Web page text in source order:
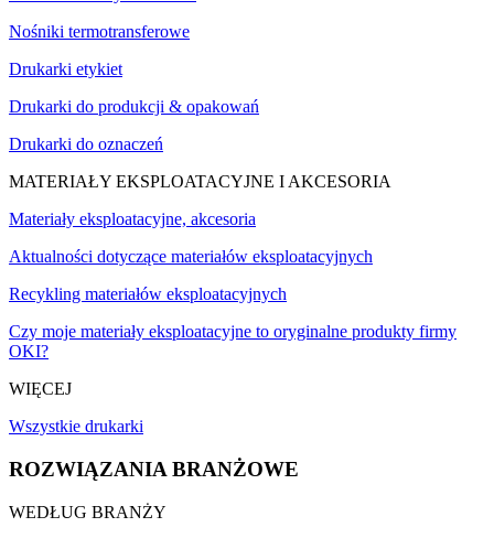
Nośniki termotransferowe
Drukarki etykiet
Drukarki do produkcji & opakowań
Drukarki do oznaczeń
MATERIAŁY EKSPLOATACYJNE I AKCESORIA
Materiały eksploatacyjne, akcesoria
Aktualności dotyczące materiałów eksploatacyjnych
Recykling materiałów eksploatacyjnych
Czy moje materiały eksploatacyjne to oryginalne produkty firmy
OKI?
WIĘCEJ
Wszystkie drukarki
ROZWIĄZANIA BRANŻOWE
WEDŁUG BRANŻY